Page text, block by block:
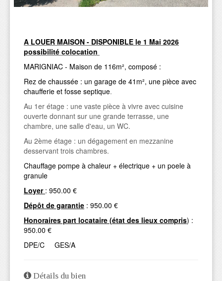
A LOUER MAISON - DISPONIBLE le 1 Mai 2026
possibilité colocation
MARIGNIAC - Maison de 116m², composé :
Rez de chaussée : un garage de 41m², une pièce avec
chaufferie et fosse septique.
Au 1er étage : une vaste pièce à vivre avec cuisine
ouverte donnant sur une grande terrasse, une
chambre, une salle d'eau, un WC.
Au 2ème étage : un dégagement en mezzanine
desservant trois chambres.
Chauffage pompe à chaleur + électrique + un poele à
granule
Loyer : 950.00 €
Dépôt de garantie : 950.00 €
Honoraires part locataire (état des lieux compris) :
950.00 €
DPE/C GES/A
Détails du bien